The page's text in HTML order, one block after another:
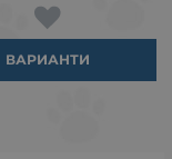
ВАРИАНТИ